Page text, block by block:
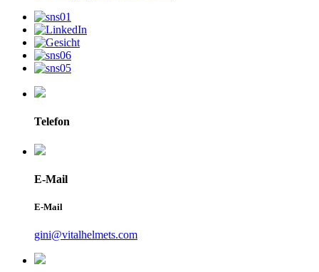
Telefon
E-Mail
E-Mail
gini@vitalhelmets.com